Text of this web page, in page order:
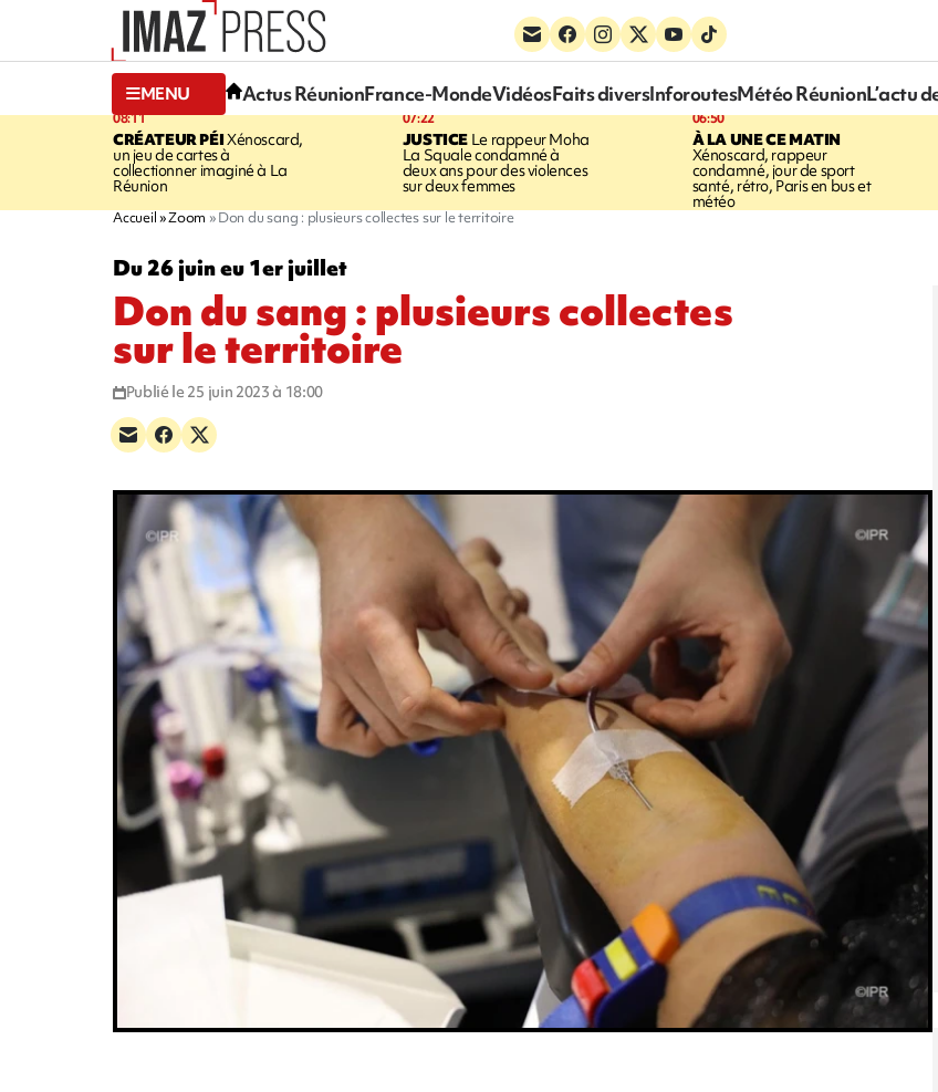
MENU Actus RéunionFrance-MondeVidéosFaits diversInforoutesMétéo RéunionL’actu
08:11
CRÉATEUR PÉIXénoscard,
un jeu de cartes à
collectionner imaginé à La
Réunion
07:22
JUSTICE Le rappeur Moha
La Squale condamné à
deux ans pour des violences
sur deux femmes
06:50
À LA UNE CE MATIN
Xénoscard, rappeur
condamné, jour de sport
santé, rétro, Paris en bus et
météo
Accueil Zoom Don du sang : plusieurs collectes sur le territoire
Du 26 juin eu 1er juillet
Don du sang : plusieurs collectes
sur le territoire
Publié le 25 juin 2023 à 18:00